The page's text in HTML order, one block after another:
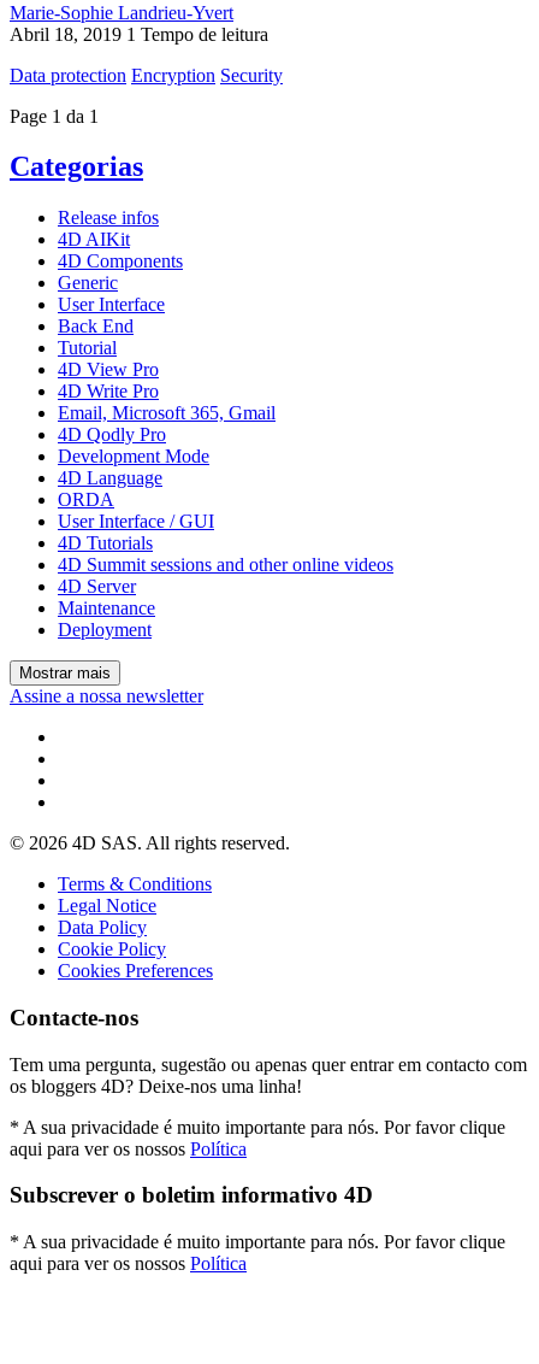
Marie-Sophie Landrieu-Yvert
Abril 18, 2019 1 Tempo de leitura
Data protection Encryption Security
Page 1 da 1
Categorias
Release infos
4D AIKit
4D Components
Generic
User Interface
Back End
Tutorial
4D View Pro
4D Write Pro
Email, Microsoft 365, Gmail
4D Qodly Pro
Development Mode
4D Language
ORDA
User Interface / GUI
4D Tutorials
4D Summit sessions and other online videos
4D Server
Maintenance
Deployment
Mostrar mais
Assine a nossa newsletter
© 2026 4D SAS. All rights reserved.
Terms & Conditions
Legal Notice
Data Policy
Cookie Policy
Cookies Preferences
Contacte-nos
Tem uma pergunta, sugestão ou apenas quer entrar em contacto com
os bloggers 4D? Deixe-nos uma linha!
* A sua privacidade é muito importante para nós. Por favor clique
aqui para ver os nossos Política
Subscrever o boletim informativo 4D
* A sua privacidade é muito importante para nós. Por favor clique
aqui para ver os nossos Política